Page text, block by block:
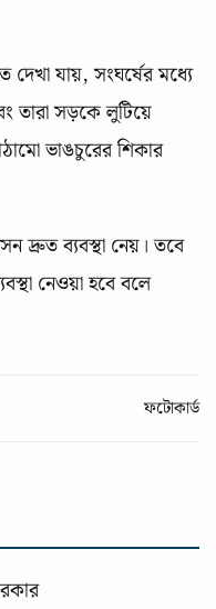
যায়, সংঘর্ষের মধ্যে
তারা সড়কে লুটিয়ে
ভাঙচুরের শিকার
দ্রুত ব্যবস্থা নেয়। তবে
নেওয়া হবে বলে
ফটোকার্ড